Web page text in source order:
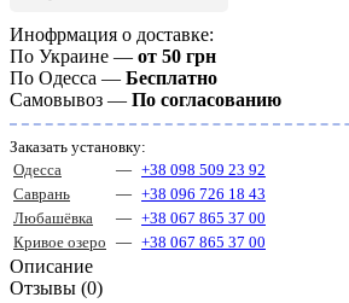
Инофрмация о доставке:
По Украине — от 50 грн
По Одесса — Бесплатно
Самовывоз — По согласованию
Заказать установку:
Одесса
— +38 098 509 23 92
Саврань
— +38 096 726 18 43
Любашёвка
— +38 067 865 37 00
Кривое озеро — +38 067 865 37 00
Описание
Отзывы (0)